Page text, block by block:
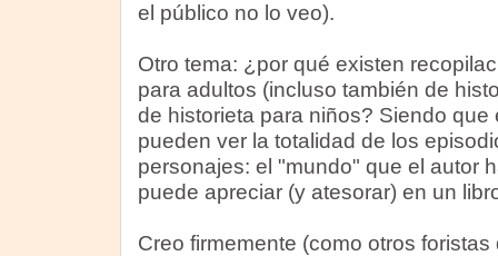
el público no lo veo).
Otro tema: ¿por qué existen
para adultos (incluso también de
de historieta para niños? Siendo
pueden ver la totalidad de los
personajes: el "mundo" que el autor
puede apreciar (y atesorar) en un
Creo firmemente (como otros